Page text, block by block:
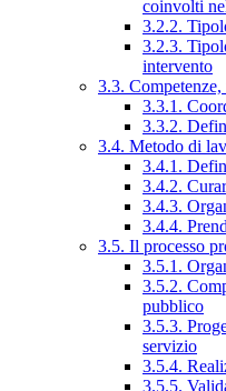
coinvolti
3.2.2.
3.2.3.
intervento
3.3.
3.3.1.
3.3.2.
3.4. Metodo di
3.4.1.
3.4.2.
3.4.3.
3.4.4.
3.5. Il processo
3.5.1.
3.5.2.
pubblico
3.5.3.
servizio
3.5.4.
3.5.5.